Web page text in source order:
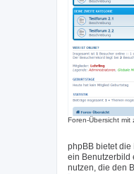
Foren-Übersicht mit
phpBB bietet die
ein Benutzerbild
nutzen, die den